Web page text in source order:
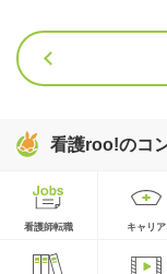
看護roo!のコ
看護師転職 キャリア